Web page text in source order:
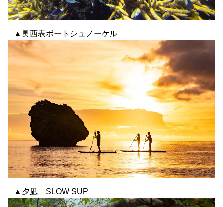
▲奥西表ボートシュノーケル
▲夕凪 SLOW SUP